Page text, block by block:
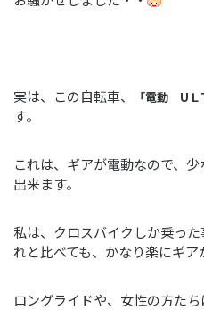
実は、この自転車、 「電動 UＬ
す。
これは、ギアが電動なので、
出来ます。
私は、クロスバイクしか乗っ
れと比べても、かなり楽にギア
ロングライドや、女性の方たち